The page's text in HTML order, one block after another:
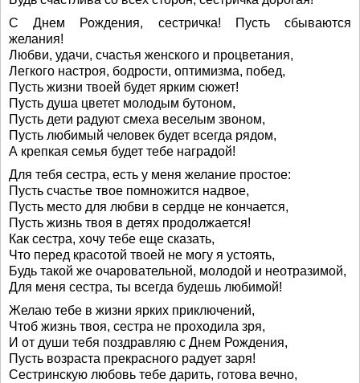
С Днем Рождения, сестричка! Пусть сбываются
желания!
Любви, удачи, счастья женского и процветания,
Легкого настроя, бодрости, оптимизма, побед,
Пусть жизни твоей будет ярким сюжет!
Пусть душа цветет молодым бутоном,
Пусть дети радуют смеха веселым звоном,
Пусть любимый человек будет всегда рядом,
А крепкая семья будет тебе наградой!
Для тебя сестра, есть у меня желание простое:
Пусть счастье твое помножится надвое,
Пусть место для любви в сердце не кончается,
Пусть жизнь твоя в детях продолжается!
Как сестра, хочу тебе еще сказать,
Что перед красотой твоей не могу я устоять,
Будь такой же очаровательной, молодой и неотразимой,
Для меня сестра, ты всегда будешь любимой!
Желаю тебе в жизни ярких приключений,
Чтоб жизнь твоя, сестра не проходила зря,
И от души тебя поздравляю с Днем Рождения,
Пусть возраста прекрасного радует заря!
Сестринскую любовь тебе дарить, готова вечно,